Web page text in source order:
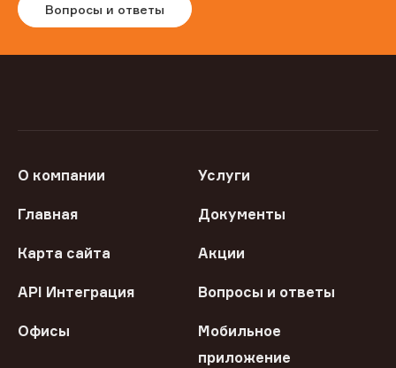
Вопросы и ответы
О компании Услуги
Главная Документы
Карта сайта Акции
API Интеграция Вопросы и ответы
Офисы
Мобильное
приложение